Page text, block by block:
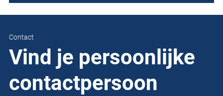
Contact
Vind je persoonlijke
contactpersoon